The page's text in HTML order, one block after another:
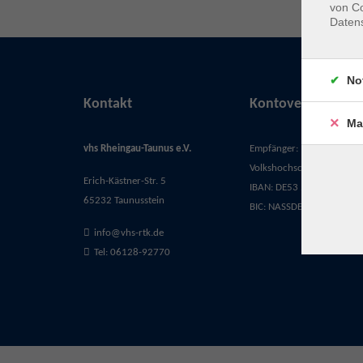
Kontakt
vhs Rheingau-Taunus e.V.
Erich-Kästner-Str. 5
65232 Taunusstein
info@vhs-rtk.de
Tel: 06128-92770
Kontoverbindung
Empfänger:
Volkshochschule Rheingau-
IBAN: DE53 5105 0015
BIC: NASSDE55XXX
von